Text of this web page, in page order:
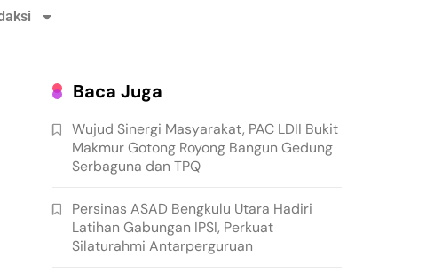
Baca Juga
Wujud Sinergi Masyarakat, PAC LDII Bukit
Makmur Gotong Royong Bangun Gedung
Serbaguna dan TPQ
Persinas ASAD Bengkulu Utara Hadiri
Latihan Gabungan IPSI, Perkuat
Silaturahmi Antarperguruan